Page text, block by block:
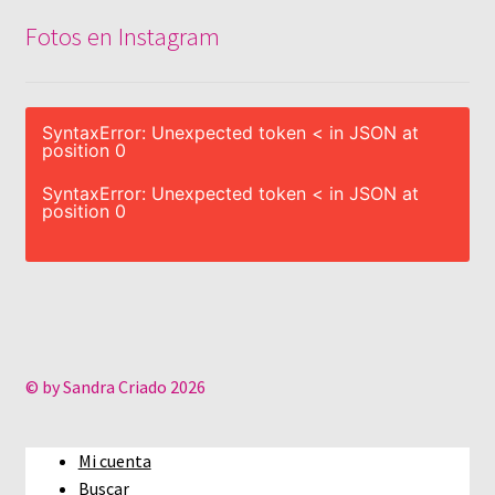
Fotos en Instagram
SyntaxError: Unexpected token < in JSON at
position 0
SyntaxError: Unexpected token < in JSON at
position 0
© by Sandra Criado 2026
Mi cuenta
Buscar